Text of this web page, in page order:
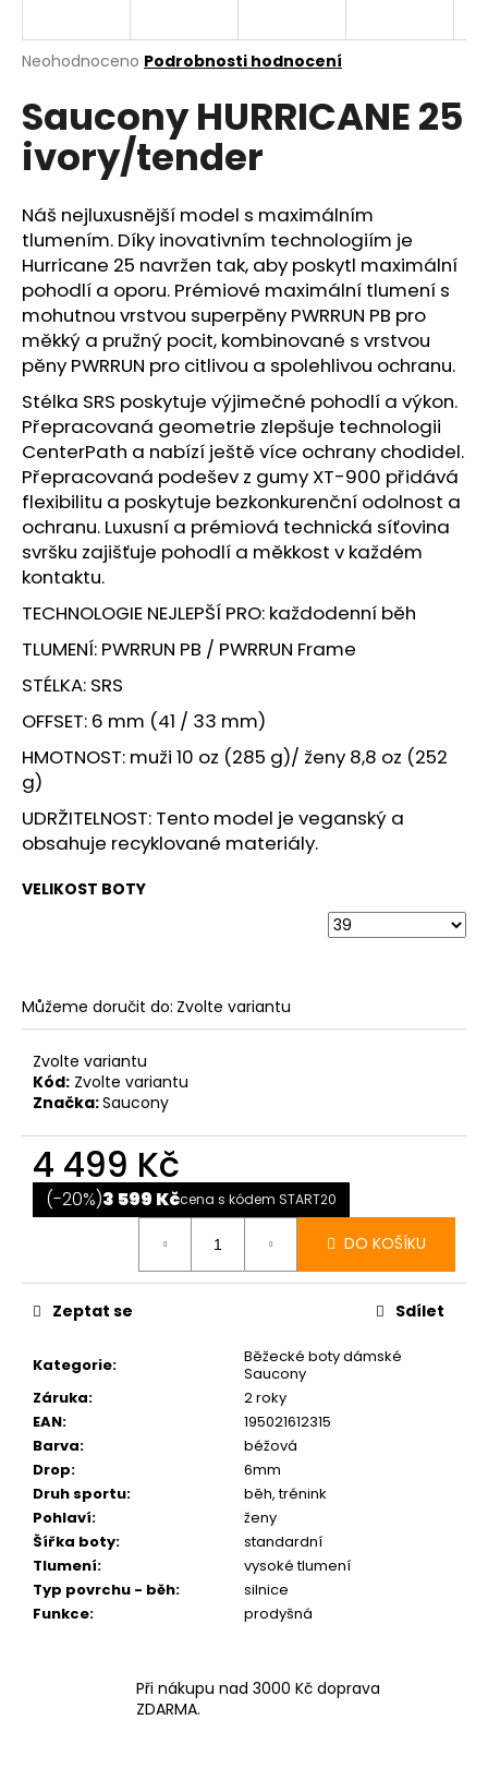
Průměrné
produktu
je
0,0
hvězdiček.
Neohodnoceno Podrobnosti hodnocení
Saucony HURRICANE 25
ivory/tender
Náš nejluxusnější model s maximálním
tlumením. Díky inovativním technologiím je
Hurricane 25 navržen tak, aby poskytl maximální
pohodlí a oporu. Prémiové maximální tlumení s
mohutnou vrstvou superpěny PWRRUN PB pro
měkký a pružný pocit, kombinované s vrstvou
pěny PWRRUN pro citlivou a spolehlivou ochranu.
Stélka SRS poskytuje výjimečné pohodlí a výkon.
Přepracovaná geometrie zlepšuje technologii
CenterPath a nabízí ještě více ochrany chodidel.
Přepracovaná podešev z gumy XT-900 přidává
flexibilitu a poskytuje bezkonkurenční odolnost a
ochranu. Luxusní a prémiová technická síťovina
svršku zajišťuje pohodlí a měkkost v každém
kontaktu.
TECHNOLOGIE NEJLEPŠÍ PRO: každodenní běh
TLUMENÍ: PWRRUN PB / PWRRUN Frame
STÉLKA: SRS
OFFSET: 6 mm (41 / 33 mm)
HMOTNOST: muži 10 oz (285 g)/ ženy 8,8 oz (252
g)
UDRŽITELNOST: Tento model je veganský a
obsahuje recyklované materiály.
VELIKOST BOTY
Můžeme doručit do: Zvolte variantu
Zvolte variantu
Kód: Zvolte variantu
Značka:Saucony
4 499 Kč
cena:
(-20%)3 599 Kčcena s kódem START20
DO KOŠÍKU
Kategorie:
Běžecké boty dámské
Saucony
Záruka:
2 roky
EAN:
195021612315
Barva:
béžová
Drop:
6mm
Druh sportu:
běh, trénink
Pohlaví:
ženy
Šířka boty:
standardní
Tlumení:
vysoké tlumení
Typ povrchu - běh:
silnice
Funkce: prodyšná
Zeptat se Sdílet
Při nákupu nad 3000 Kč doprava
ZDARMA.
j
t
?
HLEDAT
D
o
p
o
r
u
č
u
j
e
m
e
BOTY
CRAFT
KYPE
PRO
-
ZELENÁ
7
990
Kč